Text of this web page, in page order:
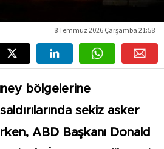
8 Temmuz 2026 Çarşamba 21:58
bölgelerine
sekiz asker
ABD Başkanı Donald